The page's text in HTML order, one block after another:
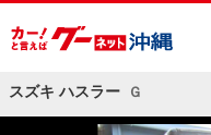
スズキ ハスラー Ｇ